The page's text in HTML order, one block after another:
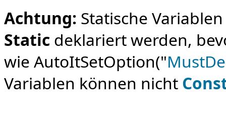
Achtung: Statische
Static deklariert werden,
wie AutoItSetOption("
Variablen können nicht